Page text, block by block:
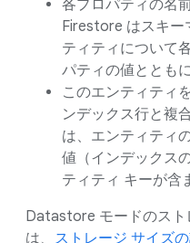
各プロパティの名
Firestore はスキー
ティティについて
パティの値ととも
このエンティティ
ンデックス行と複
は、エンティティ
値（インデックス
ティティ キーが含
Datastore モードのスト
は、 ストレージ サイズ